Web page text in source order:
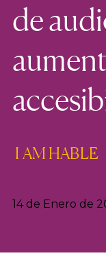
de
I AM HABLE
14 de Enero de